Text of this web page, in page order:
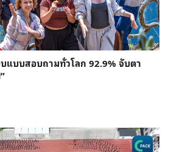
แบบสอบถามทั่วโลก 92.9% จับตา